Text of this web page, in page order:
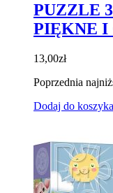
PUZZLE
PIĘKNE I
13,00zł
Poprzednia
Dodaj do koszyka